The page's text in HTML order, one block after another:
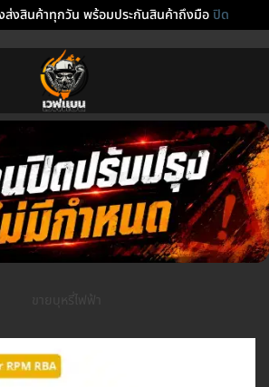
ส่งสินค้าทุกวัน พร้อมประกันสินค้าถึงมือปิด